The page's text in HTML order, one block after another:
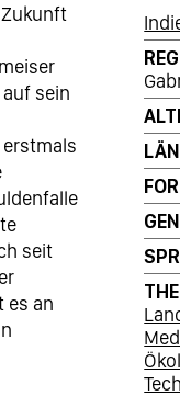
sein
erstmals
seit
es an